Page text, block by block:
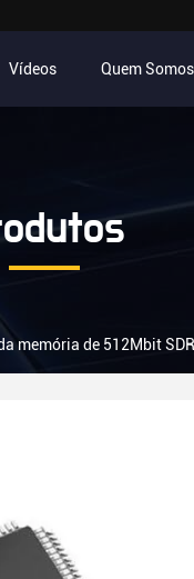
Vídeos Quem Somos
memória de 512Mbit